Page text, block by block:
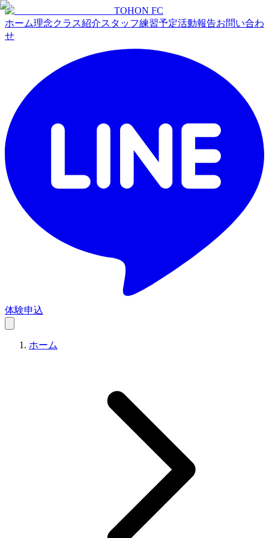
TOHON FC
ホーム理念クラス紹介スタッフ練習予定活動報告お問い合わ
せ
体験申込
ホーム